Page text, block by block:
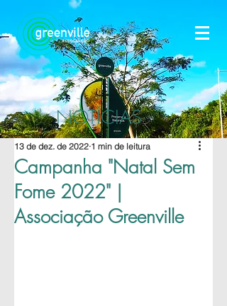
NOTÍCIAS
Campanha "Natal Sem
Fome 2022" |
Associação Greenville
13 de dez. de 2022 1 min de leitura